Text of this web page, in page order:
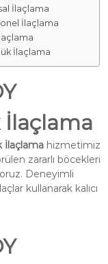
İlaçlama
İlaçlama
İlaçlama
İlaçlama
İlaçlamahizmetimiz
zararlı böcekleri
Deneyimli
kullanarak kalıcı